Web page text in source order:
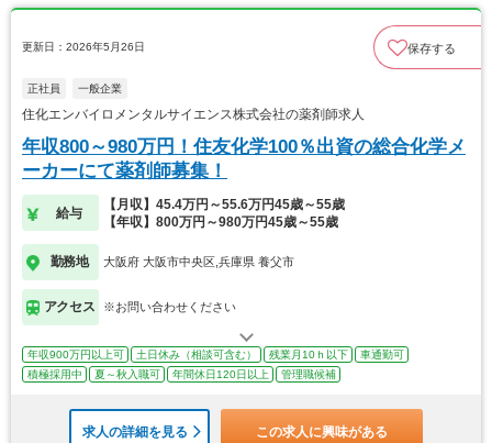
更新日：2026年5月26日 保存する
正社員 一般企業
住化エンバイロメンタルサイエンス株式会社の薬剤師求人
年収800～980万円！住友化学100％出資の総合化学メ
ーカーにて薬剤師募集！
給与
【月収】45.4万円～55.6万円45歳～55歳
【年収】800万円～980万円45歳～55歳
勤務地 大阪府 大阪市中央区,兵庫県 養父市
アクセス ※お問い合わせください
年収900万円以上可 土日休み（相談可含む） 残業月10ｈ以下
車通勤可
積極採用中
夏～秋入職可 年間休日120日以上 管理職候補
求人の詳細を見る この求人に興味がある